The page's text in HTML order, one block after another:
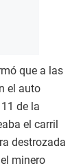
que a las
el auto
de la
el carril
destrozada
minero